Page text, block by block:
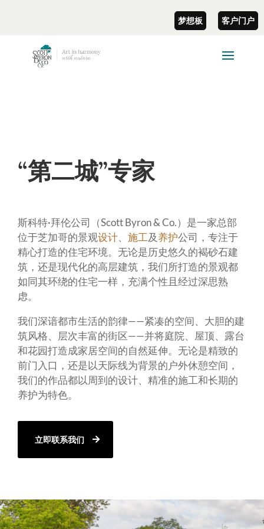
梦想板 客户门户
“第二城”专家
斯科特·拜伦公司（Scott Byron & Co.）是一家总部
位于芝加哥的景观设计 施工及养护公司，专注于
精心打造的住宅环境。无论是历史悠久的褐砂石建
筑，还是现代化的高层建筑，我们所打造的景观都
如同其环绕的住宅一样，充满个性且经过深思熟
虑。
我们深谙都市生活的韵律——紧凑的空间、大胆的建
筑风格、层次丰富的街区——并将庭院、屋顶、露台
和花园打造成家居空间的自然延伸。无论是精致的
前门入口，还是以天际线为背景的户外休憩空间，
我们的作品都以周到的设计、精准的施工和长期的
养护为特色。
立即联系我们